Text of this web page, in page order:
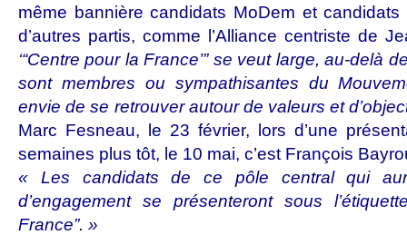
même bannière candidats MoDem et
d’autres partis, comme l’Alliance centriste de
‘“Centre pour la France’” se veut large, au-delà
sont membres ou sympathisantes du
envie de se retrouver autour de valeurs et
Marc Fesneau, le 23 février, lors d’une
semaines plus tôt, le 10 mai, c’est François
« Les candidats de ce pôle central qui
d’engagement se présenteront sous
France”. »